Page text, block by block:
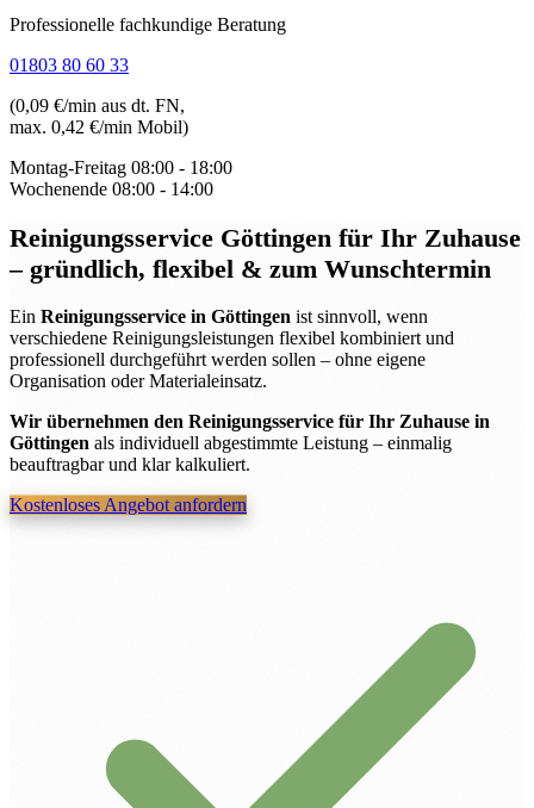
Professionelle fachkundige Beratung
01803 80 60 33
(0,09 €/min aus dt. FN,
max. 0,42 €/min Mobil)
Montag-Freitag 08:00 - 18:00
Wochenende 08:00 - 14:00
Reinigungsservice Göttingen für Ihr Zuhause
– gründlich, flexibel & zum Wunschtermin
Ein Reinigungsservice in Göttingen ist sinnvoll, wenn
verschiedene Reinigungsleistungen flexibel kombiniert und
professionell durchgeführt werden sollen – ohne eigene
Organisation oder Materialeinsatz.
Wir übernehmen den Reinigungsservice für Ihr Zuhause in
Göttingen als individuell abgestimmte Leistung – einmalig
beauftragbar und klar kalkuliert.
Kostenloses Angebot anfordern